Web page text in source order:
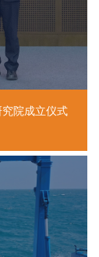
究院成立仪式